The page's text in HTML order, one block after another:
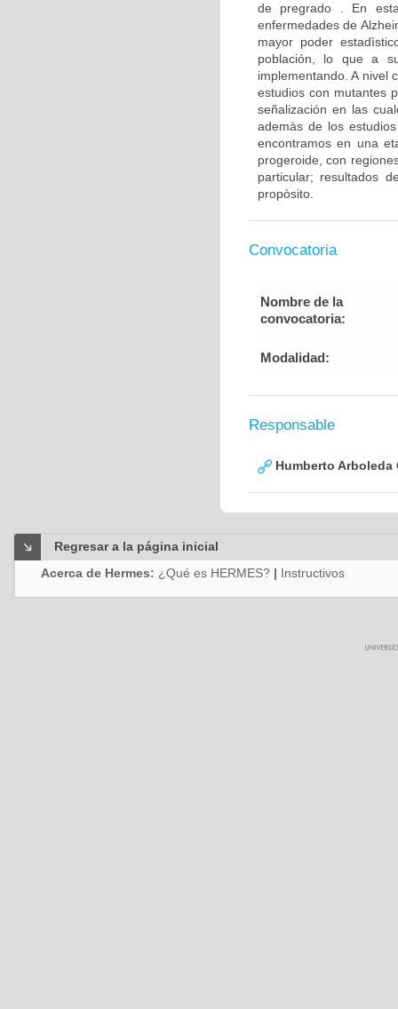
de pregrado . En
enfermedades de
mayor poder
población, lo que a
implementando. A nivel
estudios con mutantes
señalización en las
ademàs de los
encontramos en una
progeroide, con
particular; resultados
propòsito.
Convocatoria
Nombre de la
convocatoria:
Modalidad:
Responsable
Humberto Arboleda
Regresar a la página inicial
Acerca de Hermes: ¿Qué es HERMES? | Instructivos